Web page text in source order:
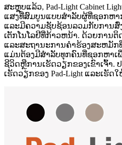
ສະຫຼຸບແລ້ວ, Pad-Light Cabinet
ແສງທີ່ສົມບູນແບບສໍາລັບຜູ້ທີ່ຊອກຫ
ແລະມີຄວາມຊັບຊ້ອນລວມກັບການສົ່
ເຕັກໂນໂລຢີທີ່ກ້າວຫນ້າ. ດ້ວຍການຕິ
ແລະສະຖານະການຄໍາຮ້ອງສະຫມັ
ແມ່ນຕ້ອງມີສໍາລັບທຸກຄົນທີ່ຊອກຫາເ
ຊີວິດຫຼືການເຮັດວຽກຂອງເຂົາເຈົ້າ.
ເຮັດວຽກຂອງ Pad-Light ແລະເຮັ